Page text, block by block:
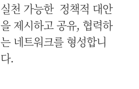
실천 가능한 정책적 대안
을 제시하고 공유, 협력하
는 네트워크를 형성합니
다.